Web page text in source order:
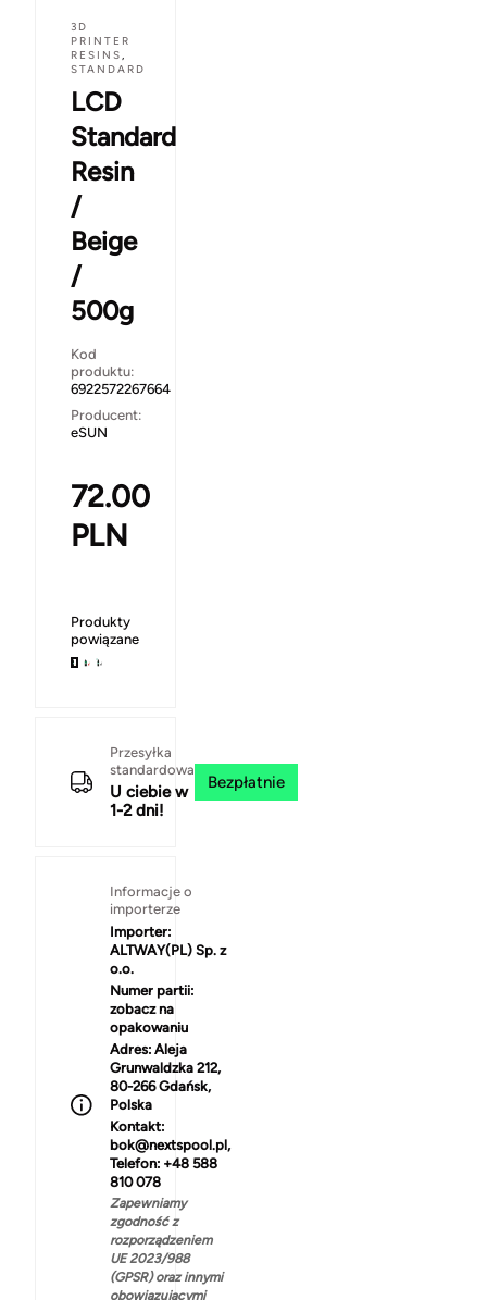
3D
PRINTER
RESINS,
STANDARD
LCD
Standard
Resin
/
Beige
/
500g
Kod
produktu:
6922572267664
Producent:
eSUN
72.00
PLN
Produkty
powiązane
Przesyłka
standardowa
U ciebie w
1-2 dni!
Bezpłatnie
Informacje o
importerze
Importer:
ALTWAY(PL) Sp. z
o.o.
Numer partii:
zobacz na
opakowaniu
Adres: Aleja
Grunwaldzka 212,
80-266 Gdańsk,
Polska
Kontakt:
bok@nextspool.pl,
Telefon: +48 588
810 078
Zapewniamy
zgodność z
rozporządzeniem
UE 2023/988
(GPSR) oraz innymi
obowiązującymi